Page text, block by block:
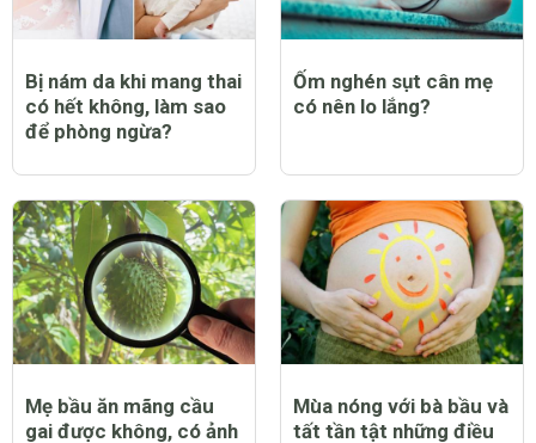
Bị nám da khi mang thai
có hết không, làm sao
để phòng ngừa?
Ốm nghén sụt cân mẹ
có nên lo lắng?
Mẹ bầu ăn mãng cầu
gai được không, có ảnh
Mùa nóng với bà bầu và
tất tần tật những điều